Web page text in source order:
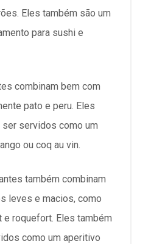
Eles também são um
para sushi e
combinam bem com
pato e peru. Eles
servidos como um
ou coq au vin.
também combinam
leves e macios, como
e roquefort. Eles também
como um aperitivo